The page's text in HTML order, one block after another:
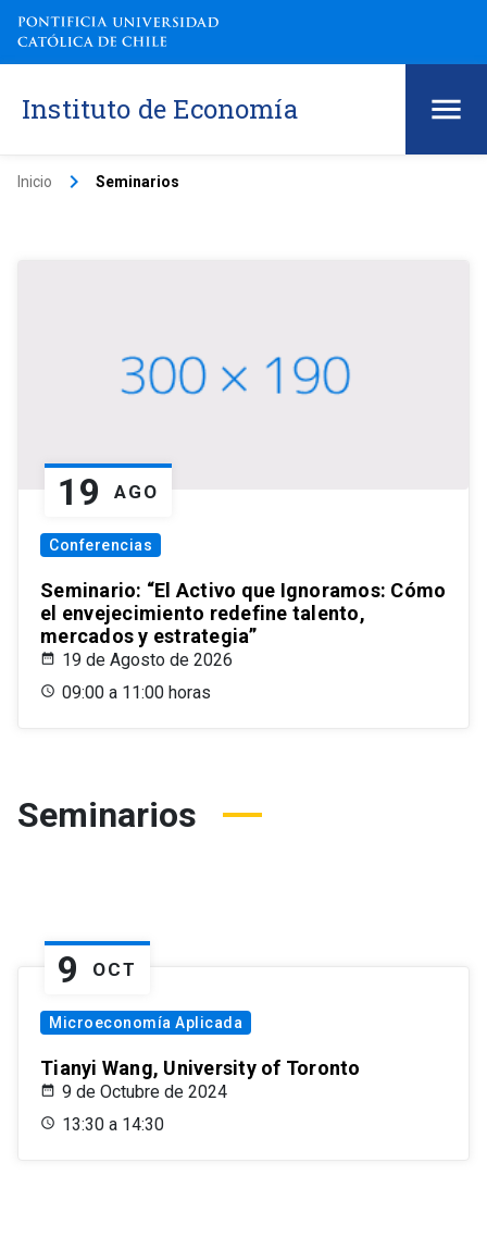
Instituto de Economía
Inicio keyboard_arrow_right Seminarios
19 AGO
Conferencias
Seminario: “El Activo que Ignoramos: Cómo
el envejecimiento redefine talento,
mercados y estrategia”
19 de Agosto de 2026
09:00 a 11:00 horas
Seminarios
9 OCT
Microeconomía Aplicada
Tianyi Wang, University of Toronto
9 de Octubre de 2024
13:30 a 14:30